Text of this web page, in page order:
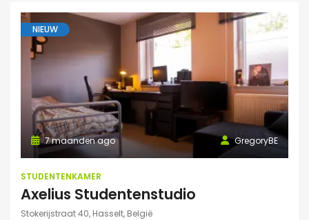
NIEUW
GregoryBE
7 maanden ago
STUDENTENKAMER
Axelius Studentenstudio
Stokerijstraat 40, Hasselt, België